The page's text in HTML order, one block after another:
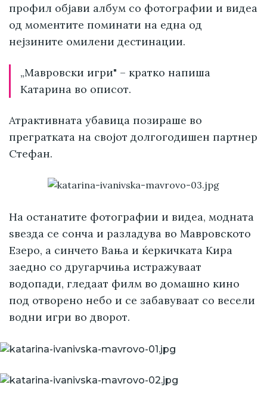
профил објави албум со фотографии и видеа
од моментите поминати на една од
нејзините омилени дестинации.
„Мавровски игри" – кратко напиша
Катарина во описот.
Атрактивната убавица позираше во
прегратката на својот долгогодишен партнер
Стефан.
На останатите фотографии и видеа, модната
ѕвезда се сонча и разладува во Мавровското
Езеро, а синчето Вања и ќеркичката Кира
заедно со другарчиња истражуваат
водопади, гледаат филм во домашно кино
под отворено небо и се забавуваат со весели
водни игри во дворот.